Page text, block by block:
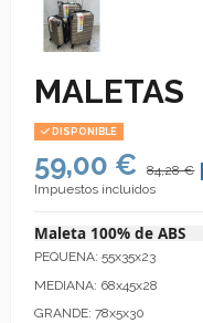
MALETAS
DISPONIBLE
59,00 € 84,28 €
Impuestos incluidos
Maleta 100% de ABS
PEQUENA: 55x35x23
MEDIANA: 68x45x28
GRANDE: 78x5x30